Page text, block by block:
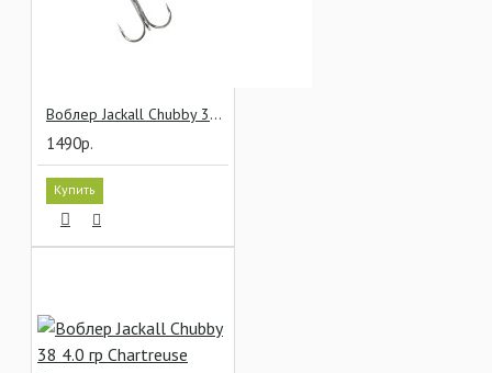
Воблер Jackall Chubby 38 4.0 гр Bone
1490р.
Купить